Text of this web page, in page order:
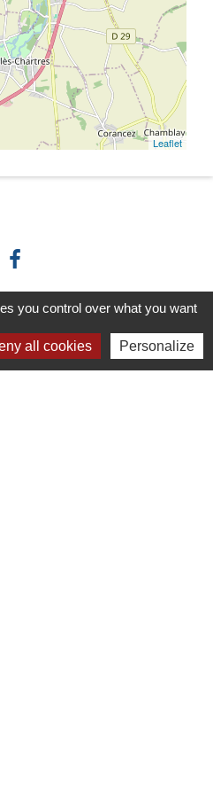
Leaflet
you control over what you want
all cookies Personalize